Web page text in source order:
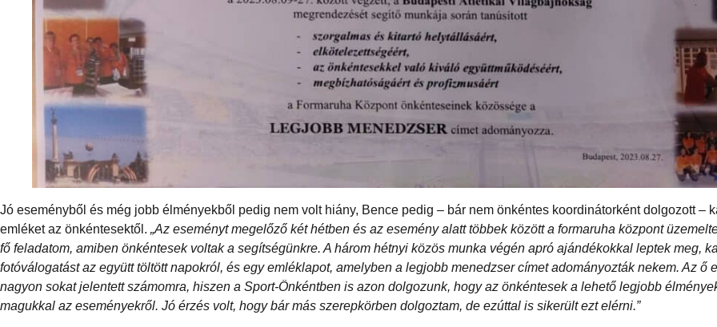
Jó eseményből és még jobb élményekből pedig nem volt hiány, Bence pedig – bár nem önkéntes koordinátorként dolgozott –
emléket az önkéntesektől. „Az eseményt megelőző két hétben és az esemény alatt többek között a formaruha központ
fő feladatom, amiben önkéntesek voltak a segítségünkre. A három hétnyi közös munka végén apró ajándékokkal leptek meg,
fotóválogatást az együtt töltött napokról, és egy emléklapot, amelyben a legjobb menedzser címet adományozták nekem. Az ő
nagyon sokat jelentett számomra, hiszen a Sport-Önkéntben is azon dolgozunk, hogy az önkéntesek a lehető legjobb
magukkal az eseményekről. Jó érzés volt, hogy bár más szerepkörben dolgoztam, de ezúttal is sikerült ezt elérni.”